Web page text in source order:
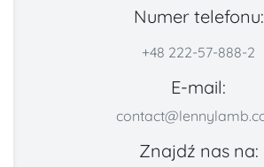
Numer telefonu:
+48 222-57-888-2
E-mail:
Znajdź nas na: